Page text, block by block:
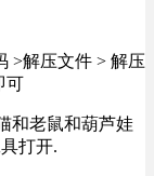
>解压文件 > 解压
可
和老鼠和葫芦娃
打开.